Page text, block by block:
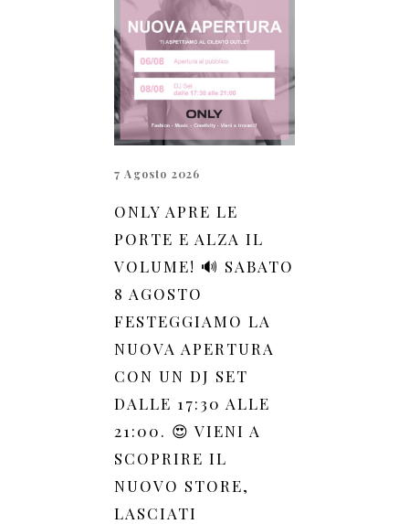
7 Agosto 2026
ONLY APRE LE
PORTE E ALZA IL
VOLUME! 🔊 SABATO
8 AGOSTO
FESTEGGIAMO LA
NUOVA APERTURA
CON UN DJ SET
DALLE 17:30 ALLE
21:00. 😍 VIENI A
SCOPRIRE IL
NUOVO STORE,
LASCIATI